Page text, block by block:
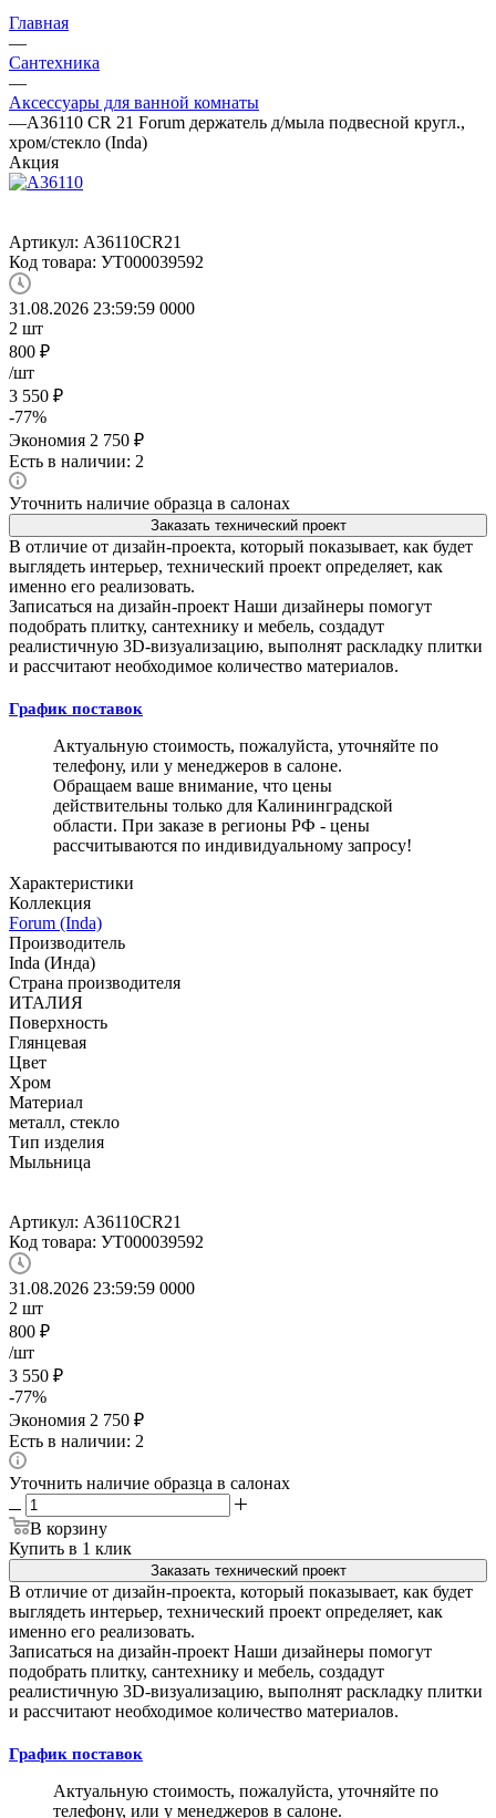
Главная
—
Сантехника
—
Аксессуары для ванной комнаты
—A36110 CR 21 Forum держатель д/мыла подвесной кругл.,
хром/стекло (Inda)
Акция
Артикул: A36110CR21
Код товара: УТ000039592
31.08.2026 23:59:59 0000
2 шт
800 ₽
/шт
3 550 ₽
-77%
Экономия 2 750 ₽
Есть в наличии: 2
Уточнить наличие образца в салонах
Заказать технический проект
В отличие от дизайн-проекта, который показывает, как будет
выглядеть интерьер, технический проект определяет, как
именно его реализовать.
Записаться на дизайн-проект Наши дизайнеры помогут
подобрать плитку, сантехнику и мебель, создадут
реалистичную 3D-визуализацию, выполнят раскладку плитки
и рассчитают необходимое количество материалов.
График поставок
Актуальную стоимость, пожалуйста, уточняйте по
телефону, или у менеджеров в салоне.
Обращаем ваше внимание, что цены
действительны только для Калининградской
области. При заказе в регионы РФ - цены
рассчитываются по индивидуальному запросу!
Характеристики
Коллекция
Forum (Inda)
Производитель
Inda (Инда)
Страна производителя
ИТАЛИЯ
Поверхность
Глянцевая
Цвет
Хром
Материал
металл, стекло
Тип изделия
Мыльница
Артикул: A36110CR21
Код товара: УТ000039592
31.08.2026 23:59:59 0000
2 шт
800 ₽
/шт
3 550 ₽
-77%
Экономия 2 750 ₽
Есть в наличии: 2
Уточнить наличие образца в салонах
В корзину
Купить в 1 клик
Заказать технический проект
В отличие от дизайн-проекта, который показывает, как будет
выглядеть интерьер, технический проект определяет, как
именно его реализовать.
Записаться на дизайн-проект Наши дизайнеры помогут
подобрать плитку, сантехнику и мебель, создадут
реалистичную 3D-визуализацию, выполнят раскладку плитки
и рассчитают необходимое количество материалов.
График поставок
Актуальную стоимость, пожалуйста, уточняйте по
телефону, или у менеджеров в салоне.